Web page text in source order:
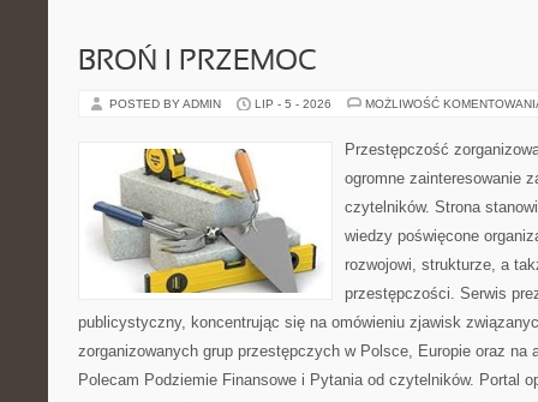
BROŃ I PRZEMOC
POSTED BY ADMIN LIP - 5 - 2026 MOŻLIWOŚĆ
Przestępczość
ogromne zainteresowanie
czytelników. Strona
wiedzy poświęcone
rozwojowi, strukturze, a
przestępczości. Serwis
publicystyczny, koncentrując się na omówieniu zjawisk
zorganizowanych grup przestępczych w Polsce, Europie oraz na
Polecam Podziemie Finansowe i Pytania od czytelników. Portal